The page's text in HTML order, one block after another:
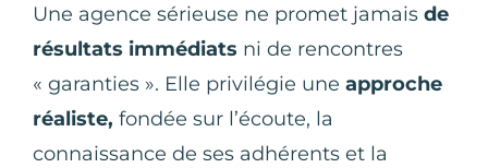
Une agence sérieuse ne promet jamais de
résultats immédiats ni de rencontres
« garanties ». Elle privilégie une approche
réaliste, fondée sur l’écoute, la
connaissance de ses adhérents et la